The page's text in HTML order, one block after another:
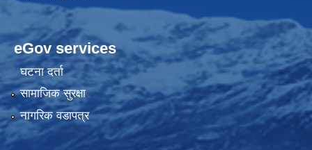
eGov services
घटना दर्ता
सामाजिक सुरक्षा
नागरिक वडापत्र